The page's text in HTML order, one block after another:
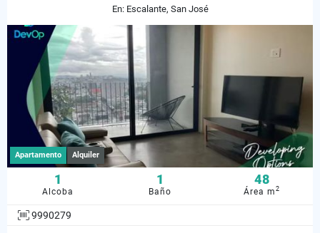
En: Escalante, San José
Apartamento Alquiler
1
Alcoba
1
Baño
48
Área m2
9990279